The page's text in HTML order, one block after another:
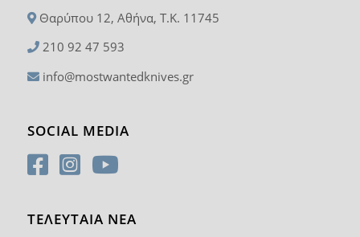
Θαρύπου 12, Αθήνα, T.K. 11745
210 92 47 593
info@mostwantedknives.gr
SOCIAL MEDIA
ΤΕΛΕΥΤΑΙΑ ΝΕΑ